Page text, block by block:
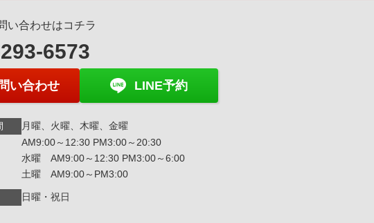
い合わせはコチラ
6573
い合わせ LINE予約
月曜、火曜、木曜、金曜
AM9:00～12:30 PM3:00～20:30
水曜 AM9:00～12:30 PM3:00～6:00
土曜 AM9:00～PM3:00
日曜・祝日